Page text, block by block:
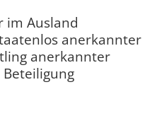
im Ausland
anerkannter
anerkannter